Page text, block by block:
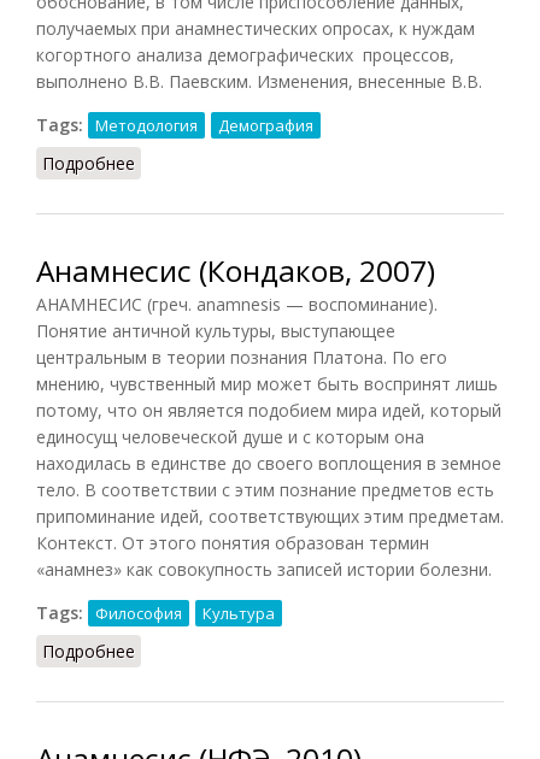
получаемых при анамнестических опросах, к нуждам
когортного анализа демографических процессов,
выполнено В.В. Паевским. Изменения, внесенные В.В.
Tags:
Методология Демография
Подробнее
Анамнесис (Кондаков, 2007)
АНАМНЕСИС (греч. anamnesis — воспоминание).
Понятие античной культуры, выступающее
центральным в теории познания Платона. По его
мнению, чувственный мир может быть воспринят лишь
потому, что он является подобием мира идей, который
единосущ человеческой душе и с которым она
находилась в единстве до своего воплощения в земное
тело. В соответствии с этим познание предметов есть
припоминание идей, соответствующих этим предметам.
Контекст. От этого понятия образован термин
«анамнез» как совокупность записей истории болезни.
Tags:
Философия Культура
Подробнее